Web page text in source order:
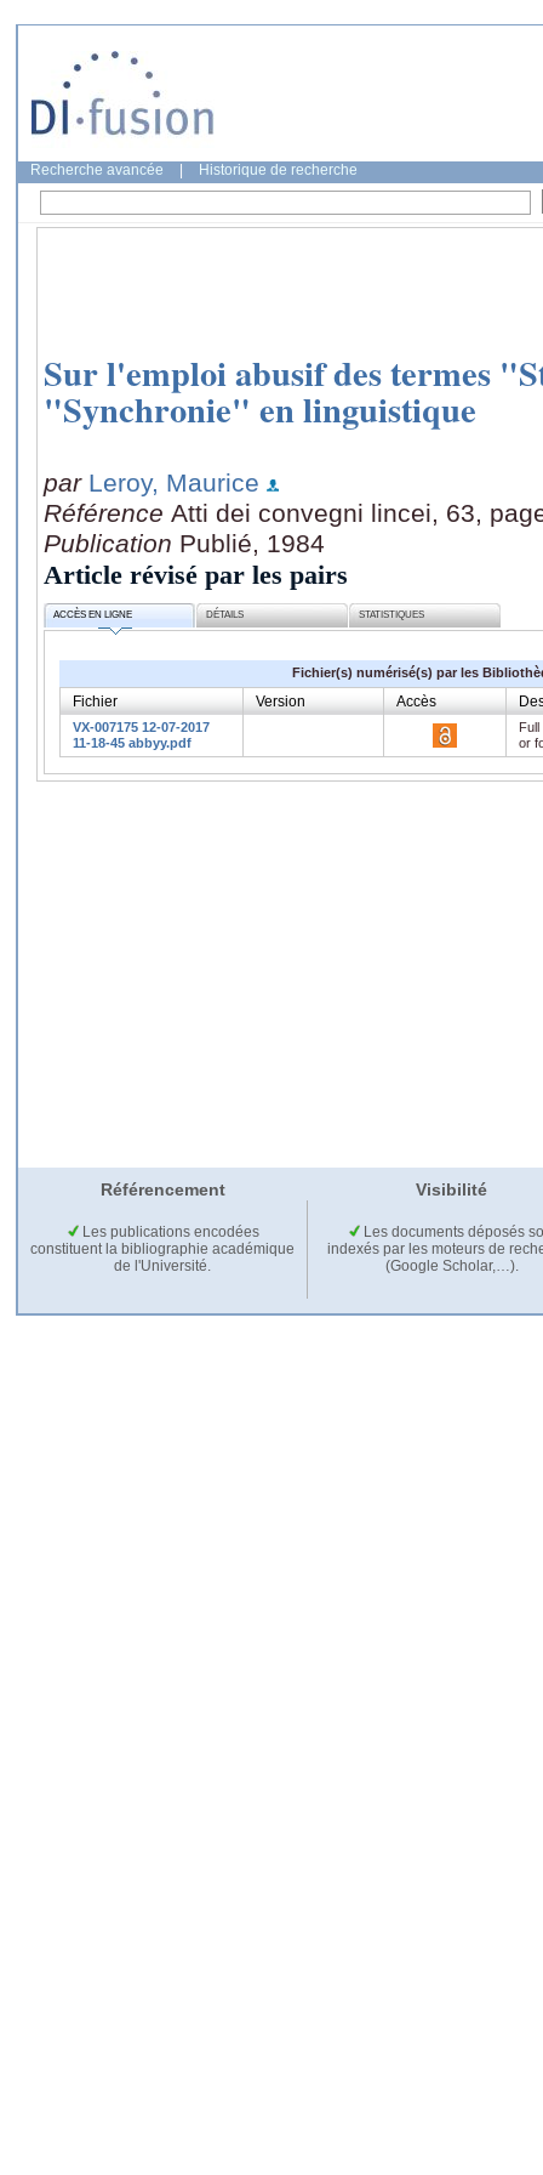
Recherche avancée Historique de recherche
Sur l'emploi abusif des termes
"Synchronie" en linguistique
par Leroy, Maurice
Référence Atti dei convegni lincei, 63,
Publication Publié, 1984
Article révisé par les pairs
ACCÈS EN LIGNE DÉTAILS STATISTIQUES
Fichier(s) numérisé(s) par les
Fichier Version Accès
VX-007175 12-07-2017
11-18-45 abbyy.pdf
or
Référencement Visibilité
Les publications encodées
constituent la bibliographie académique
de l'Université.
Les documents déposés
indexés par les moteurs de
(Google Scholar,…).